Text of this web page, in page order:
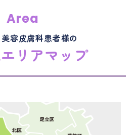
Area
容皮膚科患者様の
リアマップ